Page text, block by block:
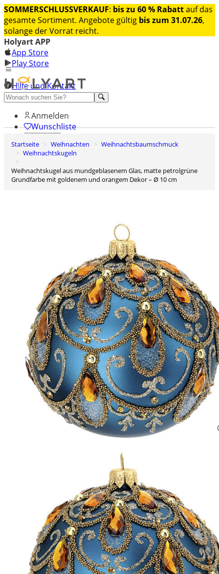
SOMMERSCHLUSSVERKAUF: bis zu 60 % Rabattauf das
gesamte Sortiment. Angebote gültig bis zum 31.07.26,
solange der Vorrat reicht.
Holyart APP
App Store
Play Store
Hilfe und Kontakt
Entdecken Sie Premium
Anmelden
Wunschliste
0
Warenkorb
Startseite Weihnachten
Weihnachtsbaumschmuck
Weihnachtskugeln
Weihnachtskugel aus mundgeblasenem Glas, matte petrolgrüne
Grundfarbe mit goldenem und orangem Dekor – Ø 10 cm